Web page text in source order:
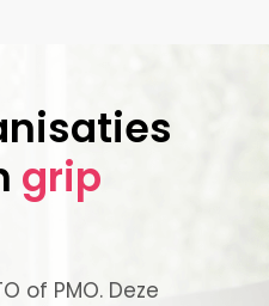
grip
of PMO. Deze